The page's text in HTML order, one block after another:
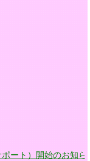
ート）開始のお知ら